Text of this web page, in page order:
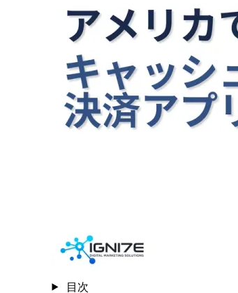
目次